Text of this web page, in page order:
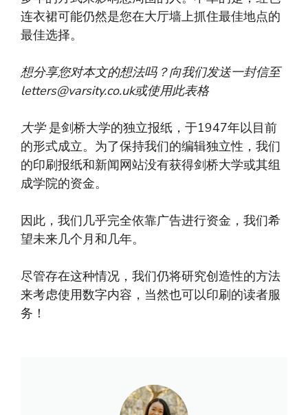
连衣裙可能仍然是您在大厅墙上抓住最佳地点的
最佳选择。
想分享您对本文的想法吗？向我们发送一封信至
letters@varsity.co.uk或使用此表格
大学是剑桥大学的独立报纸，于1947年以目前
的形式成立。为了保持我们的编辑独立性，我们
的印刷报纸和新闻网站没有获得剑桥大学或其组
成学院的资金。
因此，我们几乎完全依靠广告进行资金，我们希
望未来几个月和几年。
尽管存在这种情况，我们仍将研究创造性的方法
来考虑使用数字内容，当然也可以印刷的读者服
务！